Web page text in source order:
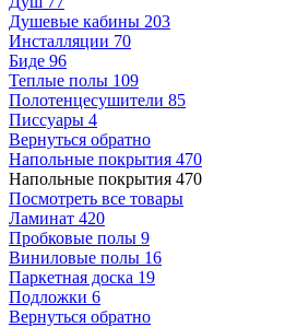
Душевые кабины 203
Инсталляции 70
Биде 96
Теплые полы 109
Полотенцесушители 85
Писсуары 4
Вернуться обратно
Напольные покрытия 470
Напольные покрытия 470
Посмотреть все товары
Ламинат 420
Пробковые полы 9
Виниловые полы 16
Паркетная доска 19
Подложки 6
Вернуться обратно